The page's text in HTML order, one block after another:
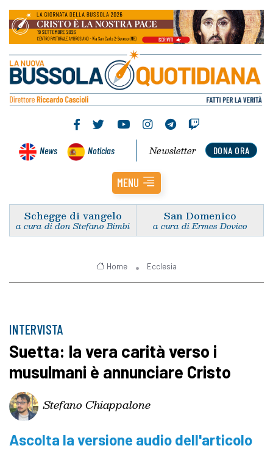
News Noticias DONA ORA
Newsletter
MENU
Schegge di vangelo
a cura di don Stefano Bimbi
San Domenico
a cura di Ermes Dovico
Home Ecclesia
INTERVISTA
Suetta: la vera carità verso i
musulmani è annunciare Cristo
Stefano Chiappalone
Ascolta la versione audio dell'articolo